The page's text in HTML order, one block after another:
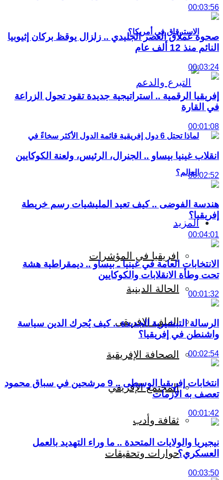
الاسترقاق في أمريكا؟
لماذا تحتل 6 دول إفريقية قائمة الدول الأكثر سخاءً في
العالم؟
المزيد
إفريقيا في المؤشرات
الحالة الدينية
الملف الإفريقي
الصحافة الإفريقية
المجتمع الإفريقي
ثقافة وأدب
حوارات وتحقيقات
00:03:56
صحوة عملاق العصر الجليدي .. زلزال يوقظ بركان إثيوبيا
النائم منذ 12 ألف عام
00:03:24
إفريقيا الرقمية .. استراتيجية جديدة تقود تحول الزراعة
في القارة
00:01:08
انقلاب غينيا بيساو .. الجنرال، الرئيس، ولعنة الكوكايين
00:02:52
هندسة الفوضى .. كيف تعيد المليشيات رسم خريطة
إفريقيا؟
00:04:01
الانتخابات العامة في غينيا ـ بيساو .. ديمقراطية هشة
تحت وطأة الانقلابات والكوكايين
00:01:32
الرسالة التبشيرية الجديدة .. كيف يُحرك الدين سياسة
واشنطن في إفريقيا؟
00:02:54
انتخابات إفريقيا الوسطى .. 9 مرشحين في سباق محمود
تعصف به الأزمات
00:01:42
نيجيريا والولايات المتحدة .. ما وراء التهديد بالعمل
العسكري؟
00:03:50